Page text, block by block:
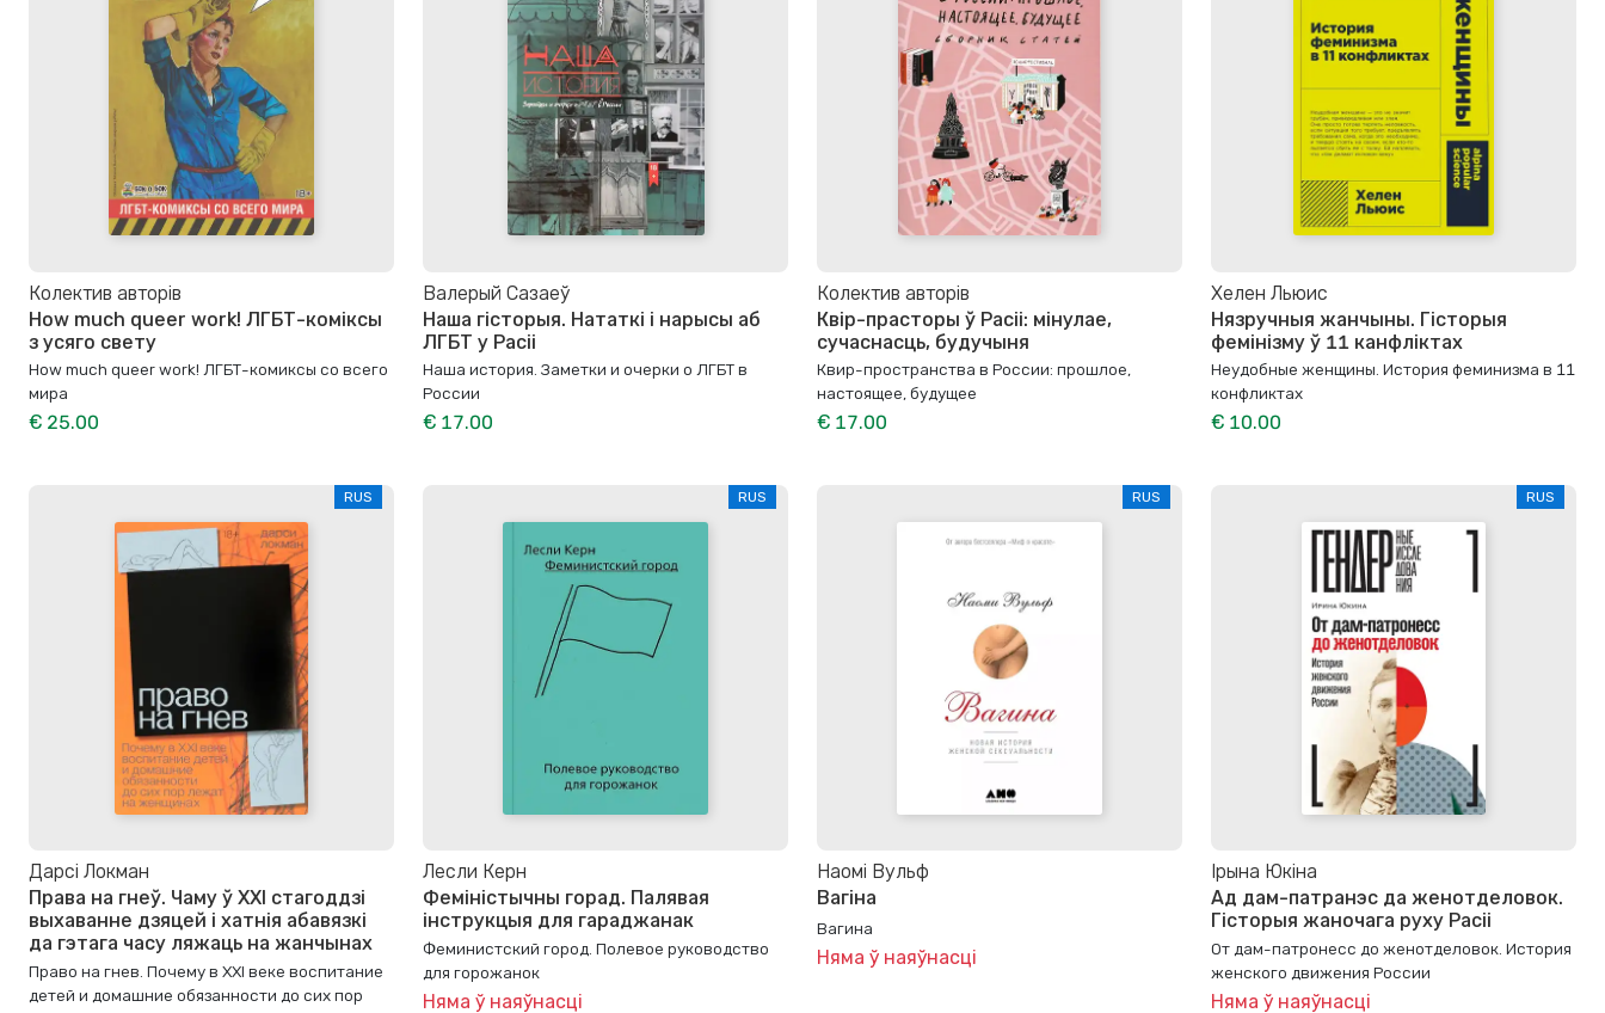
Колектив авторів
How much queer work! ЛГБТ-коміксы
з усяго свету
How much queer work! ЛГБТ-комиксы со всего
мира
€ 25.00
Валерый Сазаеў
Наша гісторыя. Нататкі і нарысы аб
ЛГБТ у Расіі
Наша история. Заметки и очерки о ЛГБТ в
России
€ 17.00
Колектив авторів
Квір-прасторы ў Расіі: мінулае,
сучаснасць, будучыня
Квир-пространства в России: прошлое,
настоящее, будущее
€ 17.00
Хелен Льюис
Нязручныя жанчыны. Гісторыя
фемінізму ў 11 канфліктах
Неудобные женщины. История феминизма в 11
конфликтах
€ 10.00
RUS
Дарсі Локман
Права на гнеў. Чаму ў XXI стагоддзі
выхаванне дзяцей і хатнія абавязкі
да гэтага часу ляжаць на жанчынах
Право на гнев. Почему в XXI веке воспитание
детей и домашние обязанности до сих пор
RUS
Лесли Керн
Феміністычны горад. Палявая
інструкцыя для гараджанак
Феминистский город. Полевое руководство
для горожанок
Няма ў наяўнасці
RUS
Наомі Вульф
Вагіна
Вагина
Няма ў наяўнасці
RUS
Ірына Юкіна
Ад дам-патранэс да женотделовок.
Гісторыя жаночага руху Расіі
От дам-патронесс до женотделовок. История
женского движения России
Няма ў наяўнасці